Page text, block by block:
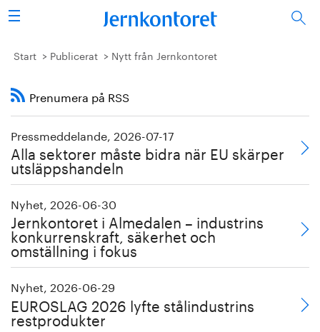
Sök
Stålindustrin
Vision 2050
Energi/miljö
Vi tycker
Publicerat
Bildbank
Om oss
Start Publicerat Nytt från Jernkontoret
Prenumera på RSS
Pressmeddelande, 2026-07-17
Alla sektorer måste bidra när EU skärper
utsläppshandeln
Nyhet, 2026-06-30
Jernkontoret i Almedalen – industrins
konkurrenskraft, säkerhet och
omställning i fokus
Nyhet, 2026-06-29
EUROSLAG 2026 lyfte stålindustrins
restprodukter